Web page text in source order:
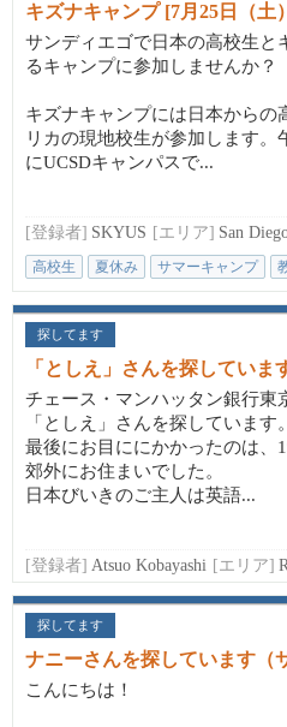
キズナキャンプ [7月25日（土
サンディエゴで日本の高校生と
るキャンプに参加しませんか？
キズナキャンプには日本からの
リカの現地校生が参加します
にUCSDキャンパスで...
[登録者] SKYUS [エリア] San
高校生 夏休み サマーキャンプ
探してます
「としえ」さんを探していま
チェース・マンハッタン銀行東
「としえ」さんを探しています。
最後にお目ににかかったのは、
郊外にお住まいでした。
日本びいきのご主人は英語...
[登録者] Atsuo Kobayashi [エリア]
探してます
ナニーさんを探しています（
こんにちは！